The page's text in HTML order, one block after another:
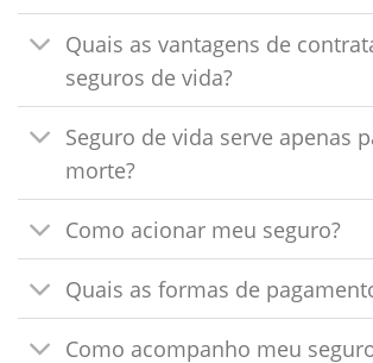
Quais as vantagens de
seguros de vida?
Seguro de vida serve apenas
morte?
Como acionar meu seguro?
Quais as formas de
Como acompanho meu